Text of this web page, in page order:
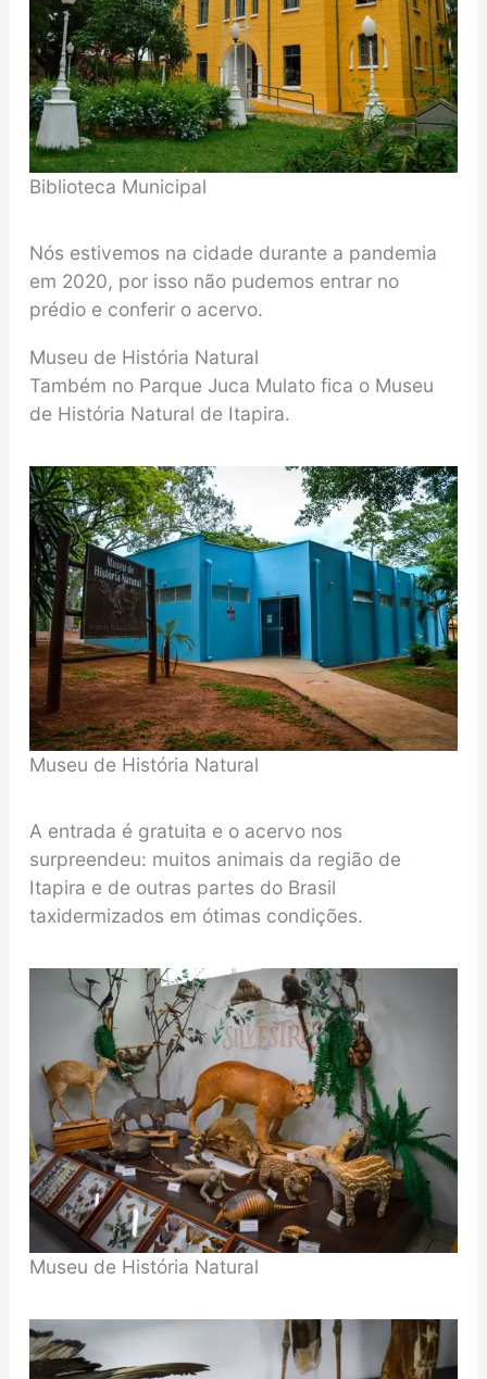
Biblioteca Municipal
Nós estivemos na cidade durante a pandemia
em 2020, por isso não pudemos entrar no
prédio e conferir o acervo.
Museu de História Natural
Também no Parque Juca Mulato fica o Museu
de História Natural de Itapira.
Museu de História Natural
A entrada é gratuita e o acervo nos
surpreendeu: muitos animais da região de
Itapira e de outras partes do Brasil
taxidermizados em ótimas condições.
Museu de História Natural